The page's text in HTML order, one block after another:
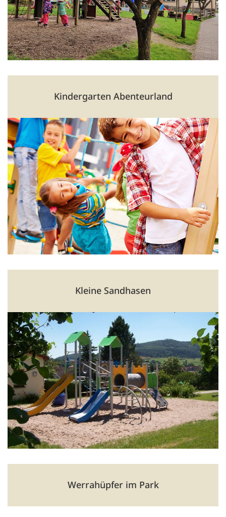
03693 974161
zumsonnenhuegel@kita.meiningen.de
mehr Informationen
Kindergarten Abenteurland
westlich am Stadtrand, Richtung Walldorf
Träger: Lebenshilfe Schweinfurt e. V.
Landsberger Straße 81, 98617 Meiningen
🕑 06:00 Uhr bis 16:45 Uhr
03693 502709
bernhard.bieber@lh-sw.de
lebenshilfe-schweinfurt.de
Kleine Sandhasen
Ortsteil Walldorf
Träger:
Stadt Meiningen
Thomas-Müntzer-Straße 3, 98617 Meiningen
🕑 06:00 Uhr bis 17:00 Uhr
03693 801241
kleinesandhasen@kita.meiningen.de
mehr Informationen
Werrahüpfer im Park